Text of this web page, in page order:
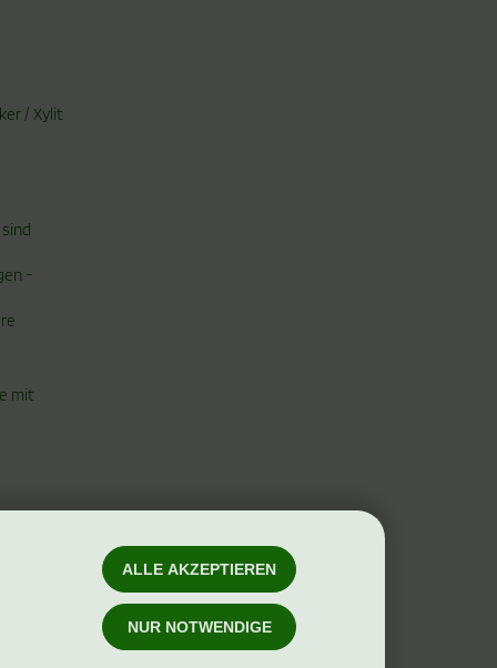
/ Xylit
-
mit
ALLE AKZEPTIEREN
NUR NOTWENDIGE